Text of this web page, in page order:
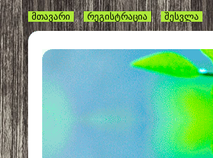
მთავარი რეგისტრაცია შესვლა